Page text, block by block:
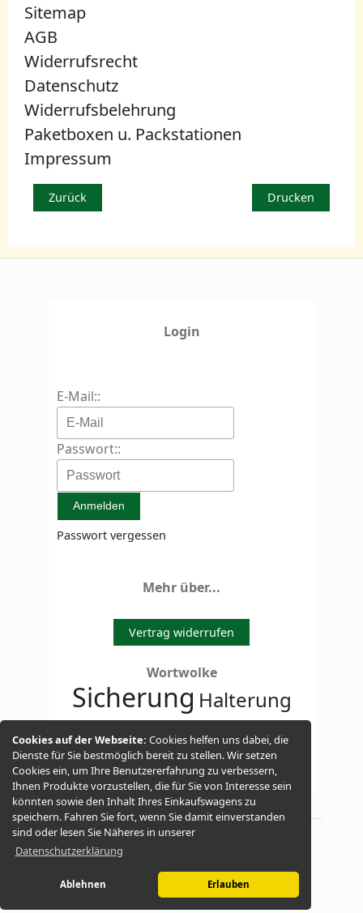
Cookies auf der Webseite:Cookies helfen uns dabei, die
Dienste für Sie bestmöglich bereit zu stellen. Wir setzen
Cookies ein, um Ihre Benutzererfahrung zu verbessern,
Ihnen Produkte vorzustellen, die für Sie von Interesse sein
könnten sowie den Inhalt Ihres Einkaufswagens zu
speichern. Fahren Sie fort, wenn Sie damit einverstanden
sind oder lesen Sie Näheres in unserer
Datenschutzerklärung
Ablehnen Erlauben
Sitemap
AGB
Widerrufsrecht
Datenschutz
Widerrufsbelehrung
Paketboxen u. Packstationen
Impressum
Zurück Drucken
Login
E-Mail::
Passwort::
Passwort vergessen
Mehr über...
Vertrag widerrufen
Wortwolke
Sicherung Halterung
Solarmodul
SunLinkLEDLithium Ionen
© 2026 -